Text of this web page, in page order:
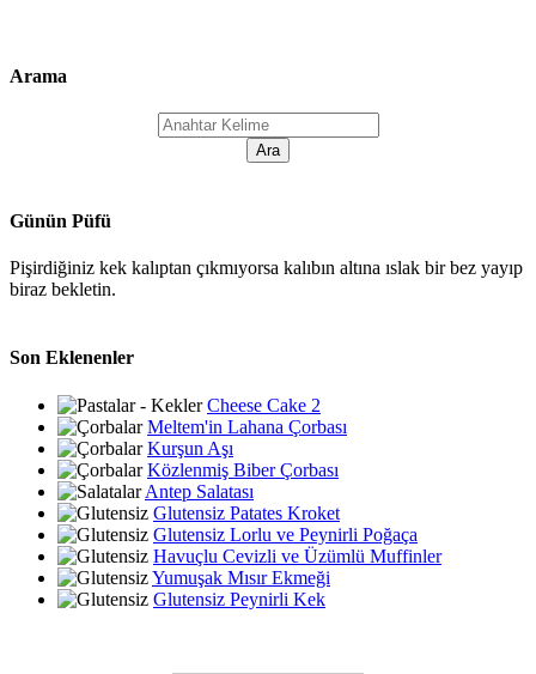
Arama
Günün Püfü
Pişirdiğiniz kek kalıptan çıkmıyorsa kalıbın altına ıslak bir bez yayıp
biraz bekletin.
Son Eklenenler
Cheese Cake 2
Meltem'in Lahana Çorbası
Kurşun Aşı
Közlenmiş Biber Çorbası
Antep Salatası
Glutensiz Patates Kroket
Glutensiz Lorlu ve Peynirli Poğaça
Havuçlu Cevizli ve Üzümlü Muffinler
Yumuşak Mısır Ekmeği
Glutensiz Peynirli Kek